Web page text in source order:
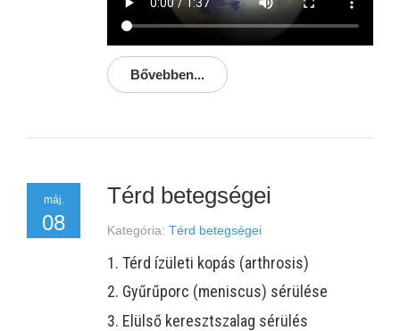
Bővebben...
máj.
08
Térd betegségei
Kategória: Térd betegségei
1. Térd ízületi kopás (arthrosis)
2. Gyűrűporc (meniscus) sérülése
3. Elülső keresztszalag sérülés